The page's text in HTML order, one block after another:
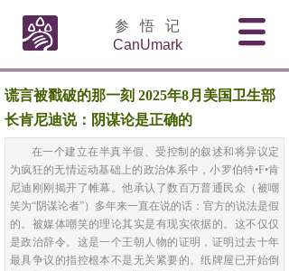
参 悟 记
CanUmark
谎言被戳破的那一刻 2025年8月美国卫生部
长肯尼迪说：阴谋论是正确的
在一个建立在半真半假、受控制的叙述和将异议定
为疯狂的无情运动基础上的政治体系中，小罗伯特•F•肯
尼迪刚刚揭开了帷幕。他承认了数百万普通民众（被嘲
笑为“阴谋论者”）多年来一直在说的话：官方的说法是假
的。被媒体嘲笑的理论其实是有现实依据的。这不仅仅
是政治辞令。这是一个王朝人物的证明，证明过去十年
最具争议的指控根本不是无关紧要的。纸牌屋已开始倒